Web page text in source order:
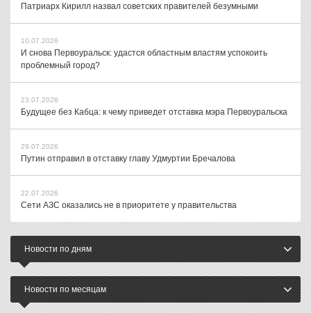
Патриарх Кирилл назвал советских правителей безумными
10.07.2026
И снова Первоуральск: удастся областным властям успокоить
проблемный город?
23.07.2026
Будущее без Кабца: к чему приведет отставка мэра Первоуральска
29.07.2026
Путин отправил в отставку главу Удмуртии Бречалова
22.07.2026
Сети АЗС оказались не в приоритете у правительства
Новости по дням
Новости по месяцам